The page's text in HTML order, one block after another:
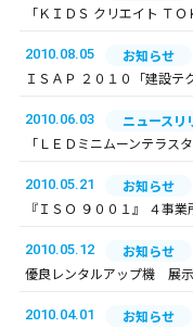
「ＫＩＤＳ クリエイト Ｔ
2010.08.05
お知らせ
ＩＳＡＰ ２０１０「建設テ
2010.06.03
ニュースリ
「ＬＥＤミニムーンテラス
2010.05.21
お知らせ
『ＩＳＯ ９００１』 ４事
2010.05.12
お知らせ
優良レンタルアップ機 展
2010.04.01
お知らせ